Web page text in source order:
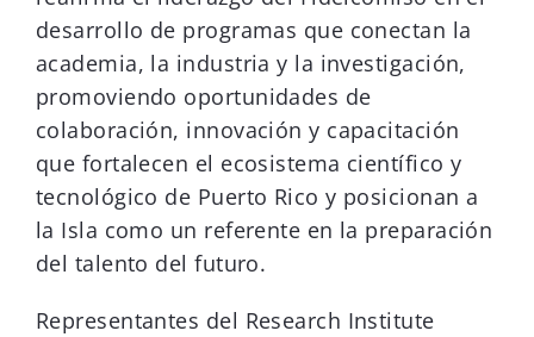
desarrollo de programas que conectan la
academia, la industria y la investigación,
promoviendo oportunidades de
colaboración, innovación y capacitación
que fortalecen el ecosistema científico y
tecnológico de Puerto Rico y posicionan a
la Isla como un referente en la preparación
del talento del futuro.
Representantes del Research Institute